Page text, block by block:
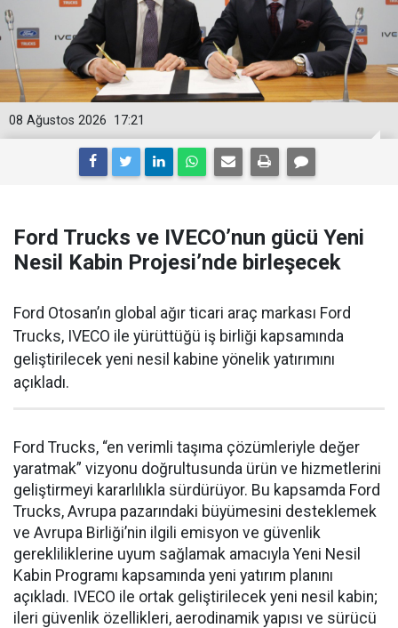
17:21
08 Ağustos 2026
Ford Trucks ve IVECO’nun gücü Yeni
Nesil Kabin Projesi’nde birleşecek
Ford Otosan’ın global ağır ticari araç markası Ford
Trucks, IVECO ile yürüttüğü iş birliği kapsamında
geliştirilecek yeni nesil kabine yönelik yatırımını
açıkladı.
Ford Trucks, “en verimli taşıma çözümleriyle değer
yaratmak” vizyonu doğrultusunda ürün ve hizmetlerini
geliştirmeyi kararlılıkla sürdürüyor. Bu kapsamda Ford
Trucks, Avrupa pazarındaki büyümesini desteklemek
ve Avrupa Birliği’nin ilgili emisyon ve güvenlik
gerekliliklerine uyum sağlamak amacıyla Yeni Nesil
Kabin Programı kapsamında yeni yatırım planını
açıkladı. IVECO ile ortak geliştirilecek yeni nesil kabin;
ileri güvenlik özellikleri, aerodinamik yapısı ve sürücü